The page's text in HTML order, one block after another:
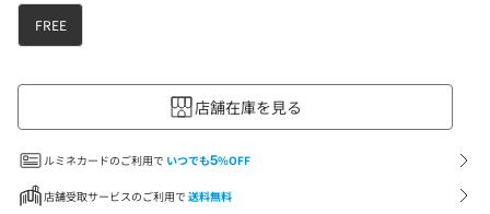
FREE
店舗在庫を見る
ルミネカードのご利用で いつでも5%OFF
店舗受取サービスのご利用で 送料無料